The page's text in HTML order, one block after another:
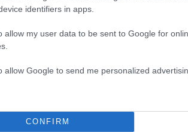
identifiers in apps.
allow my user data to be sent to Google for
allow Google to send me personalized
CONFIRM